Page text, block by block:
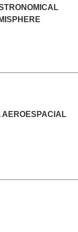
AEROESPACIAL